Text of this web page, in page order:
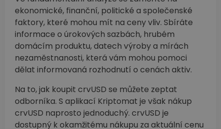
ekonomické, finanční, politické a společenské
faktory, které mohou mít na ceny vliv. Sbíráte
informace o úrokových sazbách, hrubém
domácím produktu, datech výroby a mírách
nezaměstnanosti, která vám mohou pomoci
dělat informovaná rozhodnutí o cenách aktiv.
Na to, jak koupit crvUSD se můžete zeptat
odborníka. S aplikací Kriptomat je však nákup
crvUSD naprosto jednoduchý. crvUSD je
dostupný k okamžitému nákupu za aktuální cenu